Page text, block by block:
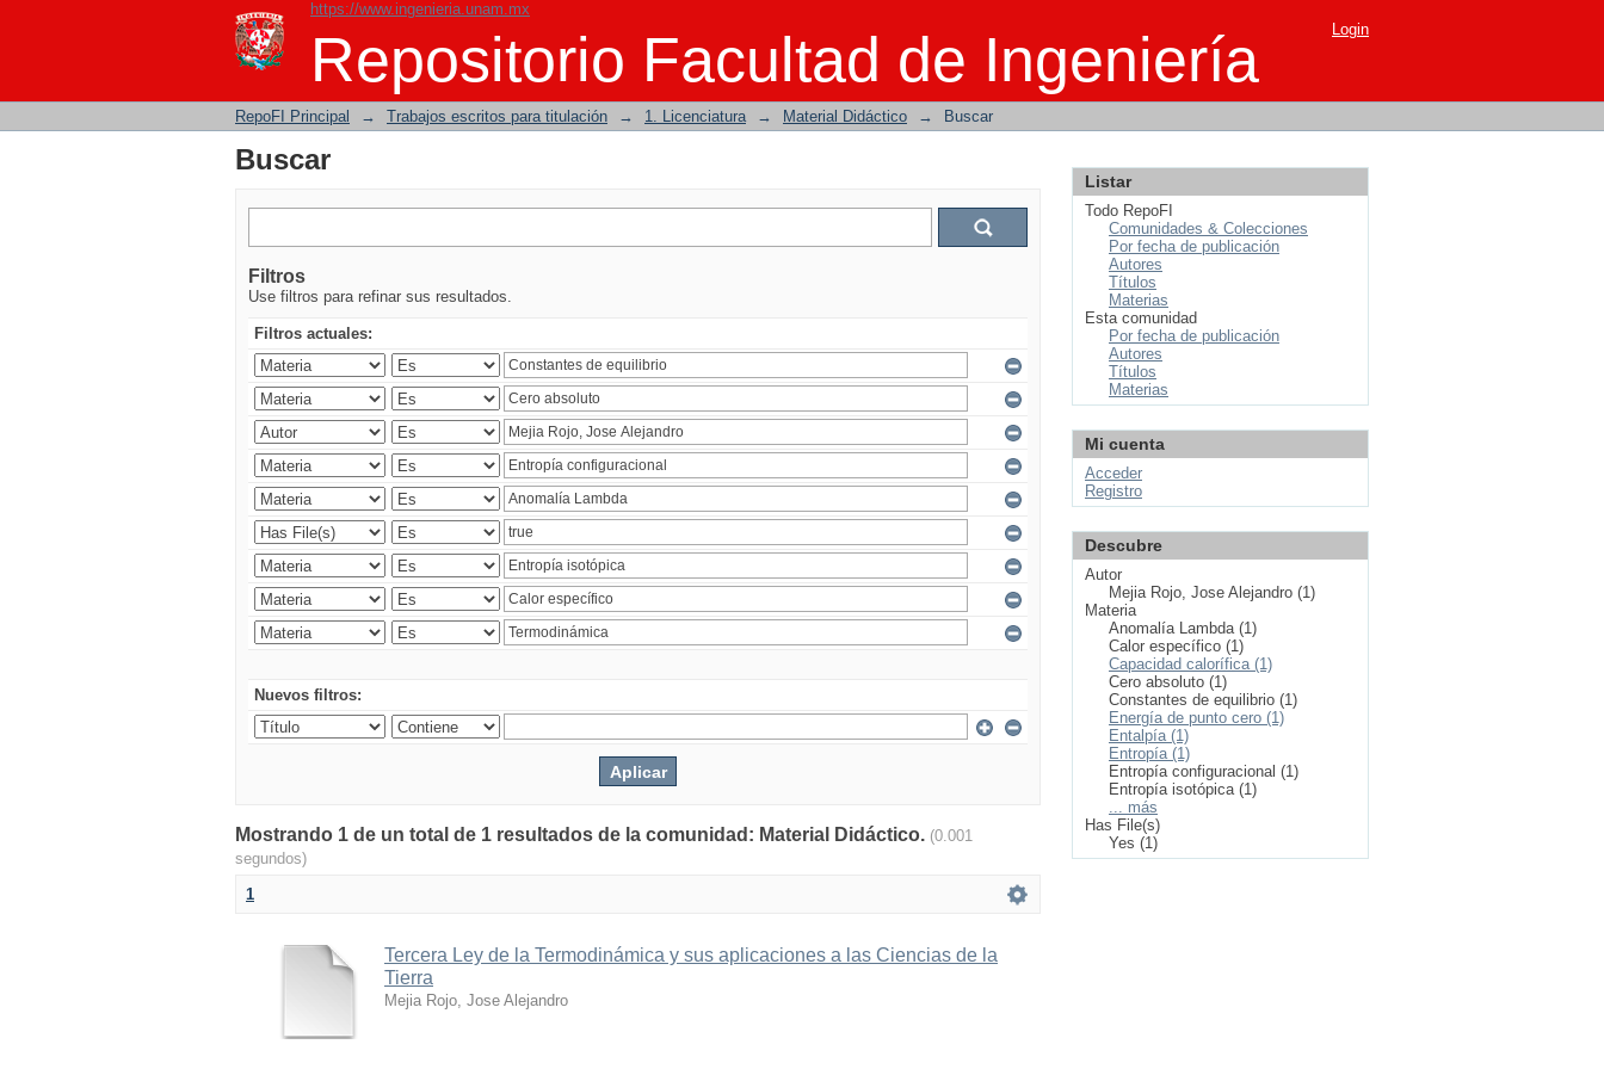
https://www.ingenieria.unam.mx
Repositorio Facultad de Ingeniería
Buscar Login
RepoFI Principal → Trabajos escritos para titulación → 1. Licenciatura → Material Didáctico → Buscar
Buscar
Filtros
Use filtros para refinar sus resultados.
Filtros actuales:
Nuevos filtros:
Mostrando 1 de un total de 1 resultados de la comunidad: Material Didáctico. (0.001
segundos)
1
Tercera Ley de la Termodinámica y sus aplicaciones a las Ciencias de la
Tierra
Mejia Rojo, Jose Alejandro
Listar
Todo RepoFI
Comunidades & Colecciones
Por fecha de publicación
Autores
Títulos
Materias
Esta comunidad
Por fecha de publicación
Autores
Títulos
Materias
Mi cuenta
Acceder
Registro
Descubre
Autor
Mejia Rojo, Jose Alejandro (1)
Materia
Anomalía Lambda (1)
Calor específico (1)
Capacidad calorífica (1)
Cero absoluto (1)
Constantes de equilibrio (1)
Energía de punto cero (1)
Entalpía (1)
Entropía (1)
Entropía configuracional (1)
Entropía isotópica (1)
... más
Has File(s)
Yes (1)